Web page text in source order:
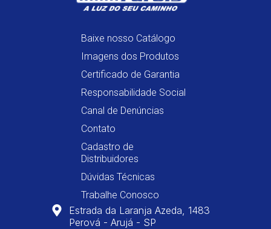
Baixe nosso Catálogo
Imagens dos Produtos
Certificado de Garantia
Responsabilidade Social
Canal de Denúncias
Contato
Cadastro de
Distribuidores
Dúvidas Técnicas
Trabalhe Conosco
Estrada da Laranja Azeda, 1483
Perová - Arujá - SP